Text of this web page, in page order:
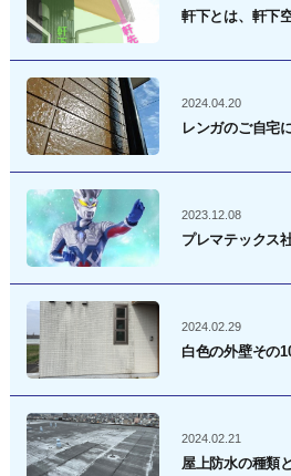
軒下とは、軒下
2024.04.20
レンガのご自宅
2023.12.08
プレマテックス
2024.02.29
白色の外壁その
2024.02.21
屋上防水の種類